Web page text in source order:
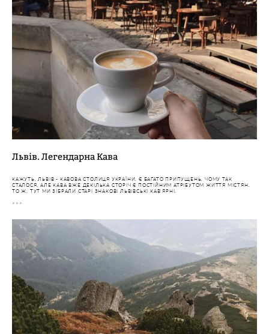
Львів. Легендарна Кава
КАЖУТЬ, ЛЬВІВ - КАВОВА СТОЛИЦЯ УКРАЇНИ. Є БАГАТО ПРИПУЩЕНЬ, ЧОМУ ТАК
СТАЛОСЯ, АЛЕ КАВА ВЖЕ ДЕКІЛЬКА СТОРІЧ Є ПОСТІЙНИМ АТРІБУТОМ ЖИТТЯ МІСТЯН.
ТО Ж, ТУТ МИ ЗІБРАЛИ СТАРІ ЗНАКОВІ ЛЬВІВСЬКІ КАВʼЯРНІ.
>>>